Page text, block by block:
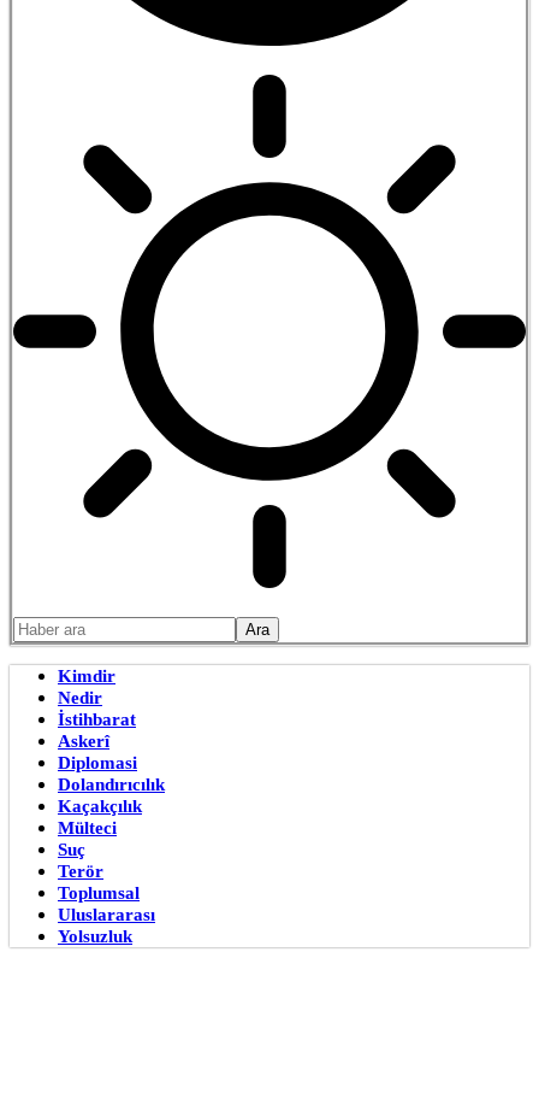
Kimdir
Nedir
İstihbarat
Askerî
Diplomasi
Dolandırıcılık
Kaçakçılık
Mülteci
Suç
Terör
Toplumsal
Uluslararası
Yolsuzluk